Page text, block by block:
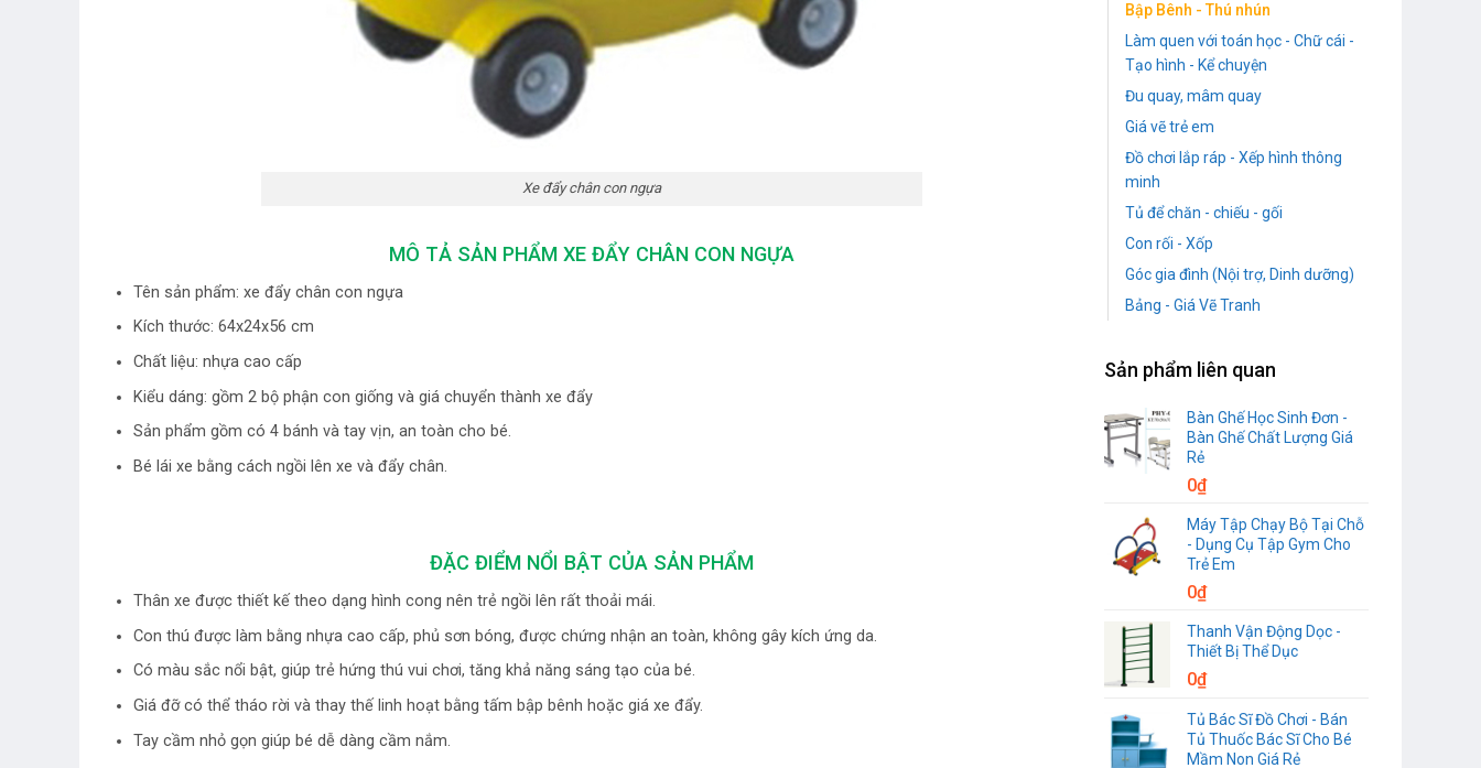
Xe đẩy chân con ngựa
MÔ TẢ SẢN PHẨM XE ĐẨY CHÂN CON NGỰA
Tên sản phẩm: xe đẩy chân con ngựa
Kích thước: 64x24x56 cm
Chất liệu: nhựa cao cấp
Kiểu dáng: gồm 2 bộ phận con giống và giá chuyển thành xe đẩy
Sản phẩm gồm có 4 bánh và tay vịn, an toàn cho bé.
Bé lái xe bằng cách ngồi lên xe và đẩy chân.
ĐẶC ĐIỂM NỔI BẬT CỦA SẢN PHẨM
Thân xe được thiết kế theo dạng hình cong nên trẻ ngồi lên rất thoải mái.
Con thú được làm bằng nhựa cao cấp, phủ sơn bóng, được chứng nhận an toàn, không gây kích ứng da.
Có màu sắc nổi bật, giúp trẻ hứng thú vui chơi, tăng khả năng sáng tạo của bé.
Giá đỡ có thể tháo rời và thay thế linh hoạt bằng tấm bập bênh hoặc giá xe đẩy.
Tay cầm nhỏ gọn giúp bé dễ dàng cầm nắm.
Bập Bênh - Thú nhún
Làm quen với toán học - Chữ cái -
Tạo hình - Kể chuyện
Đu quay, mâm quay
Giá vẽ trẻ em
Đồ chơi lắp ráp - Xếp hình thông
minh
Tủ để chăn - chiếu - gối
Con rối - Xốp
Góc gia đình (Nội trợ, Dinh dưỡng)
Bảng - Giá Vẽ Tranh
Sản phẩm liên quan
Bàn Ghế Học Sinh Đơn -
Bàn Ghế Chất Lượng Giá
Rẻ
0₫
Máy Tập Chạy Bộ Tại Chỗ
- Dụng Cụ Tập Gym Cho
Trẻ Em
0₫
Thanh Vận Động Dọc -
Thiết Bị Thể Dục
0₫
Tủ Bác Sĩ Đồ Chơi - Bán
Tủ Thuốc Bác Sĩ Cho Bé
Mầm Non Giá Rẻ